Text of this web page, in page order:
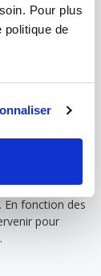
Pour plus
politique de
?
par des
des
ou que
est
En fonction des
pour